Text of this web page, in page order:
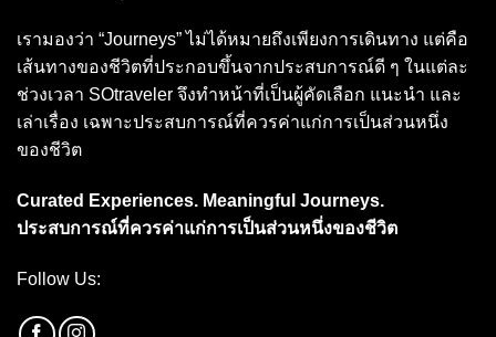
เรามองว่า “Journeys” ไม่ได้หมายถึงเพียงการเดินทาง แต่คือ
เส้นทางของชีวิตที่ประกอบขึ้นจากประสบการณ์ดี ๆ ในแต่ละ
ช่วงเวลา SOtraveler จึงทำหน้าที่เป็นผู้คัดเลือก แนะนำ และ
เล่าเรื่อง เฉพาะประสบการณ์ที่ควรค่าแก่การเป็นส่วนหนึ่ง
ของชีวิต
Curated Experiences. Meaningful Journeys.
ประสบการณ์ที่ควรค่าแก่การเป็นส่วนหนึ่งของชีวิต
Follow Us: